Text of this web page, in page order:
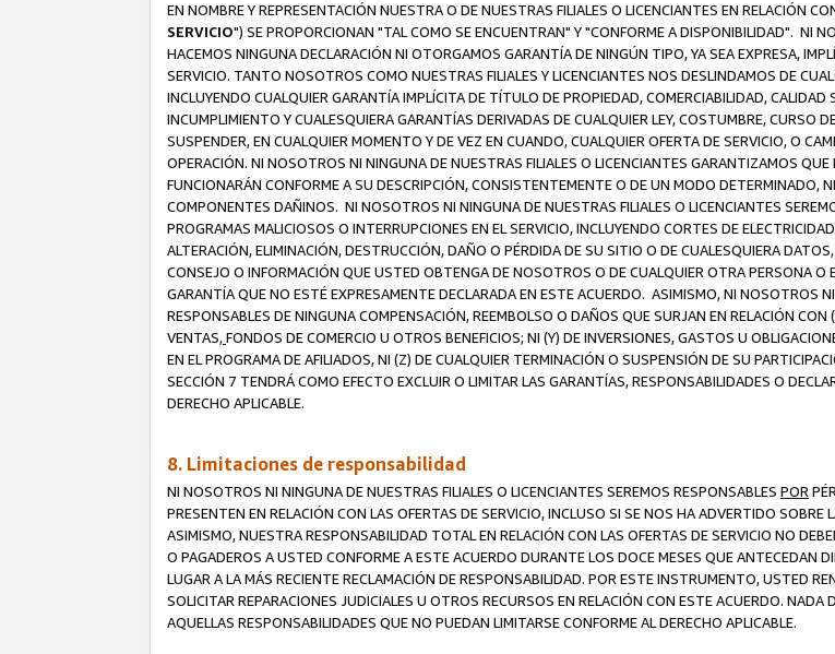
EN NOMBRE Y REPRESENTACIÓN NUESTRA O DE NUESTRAS FILIALES O LICENCIANTES EN RELACIÓN
SERVICIO") SE PROPORCIONAN "TAL COMO SE ENCUENTRAN" Y "CONFORME A DISPONIBILIDAD". NI
HACEMOS NINGUNA DECLARACIÓN NI OTORGAMOS GARANTÍA DE NINGÚN TIPO, YA SEA EXPRESA,
SERVICIO. TANTO NOSOTROS COMO NUESTRAS FILIALES Y LICENCIANTES NOS DESLINDAMOS DE
INCLUYENDO CUALQUIER GARANTÍA IMPLÍCITA DE TÍTULO DE PROPIEDAD, COMERCIABILIDAD,
INCUMPLIMIENTO Y CUALESQUIERA GARANTÍAS DERIVADAS DE CUALQUIER LEY, COSTUMBRE, CURSO
SUSPENDER, EN CUALQUIER MOMENTO Y DE VEZ EN CUANDO, CUALQUIER OFERTA DE SERVICIO, O
OPERACIÓN. NI NOSOTROS NI NINGUNA DE NUESTRAS FILIALES O LICENCIANTES GARANTIZAMOS
FUNCIONARÁN CONFORME A SU DESCRIPCIÓN, CONSISTENTEMENTE O DE UN MODO DETERMINADO,
COMPONENTES DAÑINOS. NI NOSOTROS NI NINGUNA DE NUESTRAS FILIALES O LICENCIANTES
PROGRAMAS MALICIOSOS O INTERRUPCIONES EN EL SERVICIO, INCLUYENDO CORTES DE
ALTERACIÓN, ELIMINACIÓN, DESTRUCCIÓN, DAÑO O PÉRDIDA DE SU SITIO O DE CUALESQUIERA
CONSEJO O INFORMACIÓN QUE USTED OBTENGA DE NOSOTROS O DE CUALQUIER OTRA PERSONA O
GARANTÍA QUE NO ESTÉ EXPRESAMENTE DECLARADA EN ESTE ACUERDO. ASIMISMO, NI NOSOTROS
RESPONSABLES DE NINGUNA COMPENSACIÓN, REEMBOLSO O DAÑOS QUE SURJAN EN RELACIÓN CON
VENTAS,FONDOS DE COMERCIO U OTROS BENEFICIOS; NI (Y) DE INVERSIONES, GASTOS U
EN EL PROGRAMA DE AFILIADOS, NI (Z) DE CUALQUIER TERMINACIÓN O SUSPENSIÓN DE SU
SECCIÓN 7 TENDRÁ COMO EFECTO EXCLUIR O LIMITAR LAS GARANTÍAS, RESPONSABILIDADES O
DERECHO APLICABLE.
8. Limitaciones de responsabilidad
NI NOSOTROS NI NINGUNA DE NUESTRAS FILIALES O LICENCIANTES SEREMOS RESPONSABLES POR
PRESENTEN EN RELACIÓN CON LAS OFERTAS DE SERVICIO, INCLUSO SI SE NOS HA ADVERTIDO
ASIMISMO, NUESTRA RESPONSABILIDAD TOTAL EN RELACIÓN CON LAS OFERTAS DE SERVICIO NO
O PAGADEROS A USTED CONFORME A ESTE ACUERDO DURANTE LOS DOCE MESES QUE ANTECEDAN
LUGAR A LA MÁS RECIENTE RECLAMACIÓN DE RESPONSABILIDAD. POR ESTE INSTRUMENTO, USTED
SOLICITAR REPARACIONES JUDICIALES U OTROS RECURSOS EN RELACIÓN CON ESTE ACUERDO.
AQUELLAS RESPONSABILIDADES QUE NO PUEDAN LIMITARSE CONFORME AL DERECHO APLICABLE.